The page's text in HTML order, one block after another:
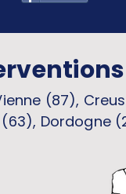
(87),
Dordogne